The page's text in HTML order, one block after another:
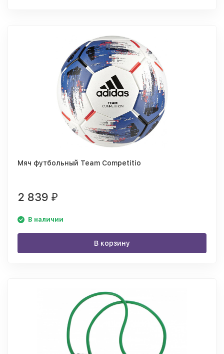
Мяч футбольный Team Competitio
2 839 ₽
В наличии
В корзину